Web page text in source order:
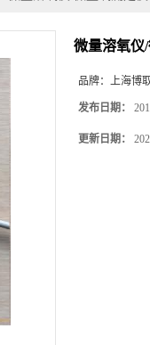
微量溶氧仪
品牌： 上海博
发布日期：
更新日期：